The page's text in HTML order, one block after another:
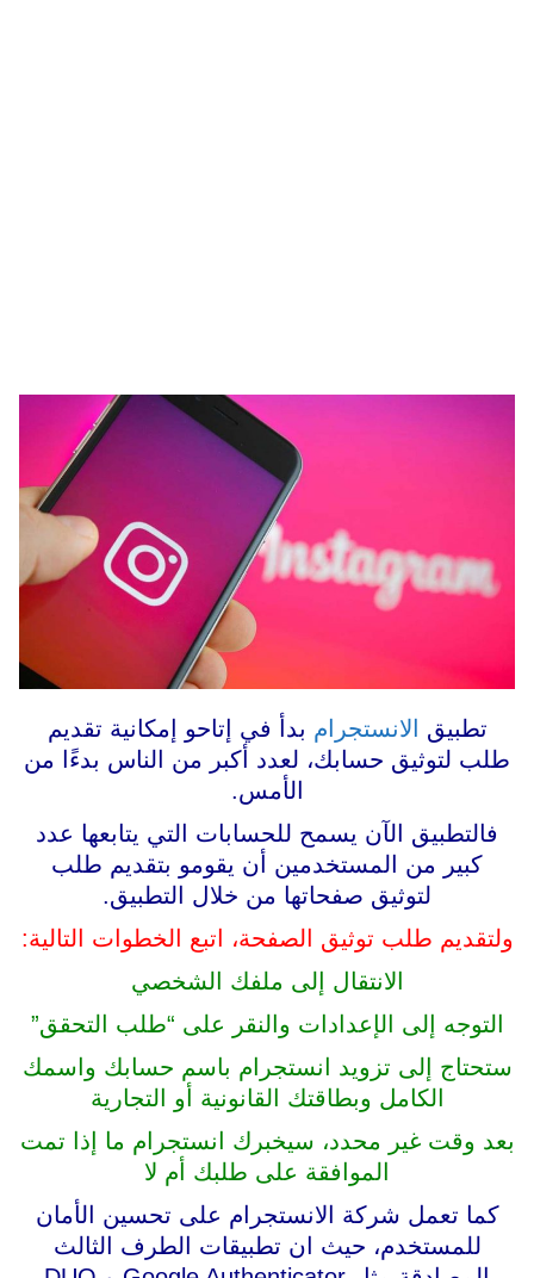
تطبيق الانستجرام بدأ في إتاحو إمكانية تقديم
طلب لتوثيق حسابك، لعدد أكبر من الناس بدءًا من
الأمس.
فالتطبيق الآن يسمح للحسابات التي يتابعها عدد
كبير من المستخدمين أن يقومو بتقديم طلب
لتوثيق صفحاتها من خلال التطبيق.
ولتقديم طلب توثيق الصفحة، اتبع الخطوات التالية:
الانتقال إلى ملفك الشخصي
التوجه إلى الإعدادات والنقر على “طلب التحقق”
ستحتاج إلى تزويد انستجرام باسم حسابك واسمك
الكامل وبطاقتك القانونية أو التجارية
بعد وقت غير محدد، سيخبرك انستجرام ما إذا تمت
الموافقة على طلبك أم لا
كما تعمل شركة الانستجرام على تحسين الأمان
للمستخدم، حيث ان تطبيقات الطرف الثالث